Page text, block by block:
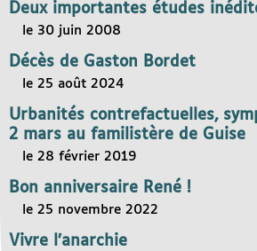
Deux importantes études
le 30 juin 2008
Décès de Gaston Bordet
le 25 août 2024
Urbanités contrefactuelles,
2 mars au familistère de Guise
le 28 février 2019
Bon anniversaire René !
le 25 novembre 2022
Vivre l’anarchie